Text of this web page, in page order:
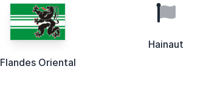
Flandes Oriental
Hainaut